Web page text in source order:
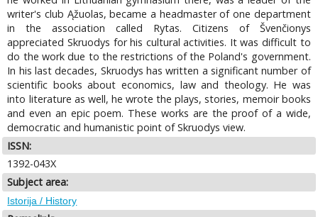
writer's club Ąžuolas, became a headmaster of one department
in the association called Rytas. Citizens of Švenčionys
appreciated Skruodys for his cultural activities. It was difficult to
do the work due to the restrictions of the Poland's government.
In his last decades, Skruodys has written a significant number of
scientific books about economics, law and theology. He was
into literature as well, he wrote the plays, stories, memoir books
and even an epic poem. These works are the proof of a wide,
democratic and humanistic point of Skruodys view.
ISSN:
1392-043X
Subject area:
Istorija / History